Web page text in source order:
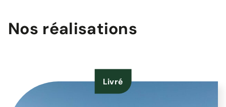
Nos réalisations
Livré